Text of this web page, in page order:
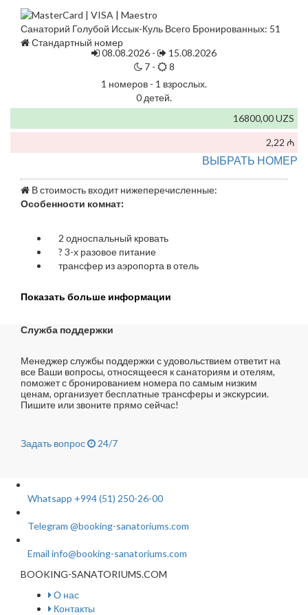
Санаторий Голубой Иссык-Куль Всего Бронированных: 51
Стандартный номер
08.08.2026 -
15.08.2026
7 -
8
1 номеров - 1 взрослых.
0 детей.
16800,00 UZS
2,22 ₼
ВЫБРАТЬ НОМЕР
В стоимость входит нижеперечисленные:
Особенности комнат:
2 односпальный кровать
? 3-х разовое питание
трансфер из аэропорта в отель
Показать больше информации
Служба поддержки
Менеджер службы поддержки с удовольствием ответит на
все Ваши вопросы, относящееся к санаториям и отелям,
поможет с бронированием номера по самым низким
ценам, организует бесплатные трансферы и экскурсии.
Пишите или звоните прямо сейчас!
Задать вопрос 24/7
Whatsapp +994 (51) 250-26-00
Telegram @booking-sanatoriums.com
Email info@booking-sanatoriums.com
BOOKING-SANATORIUMS.COM
О нас
Контакты